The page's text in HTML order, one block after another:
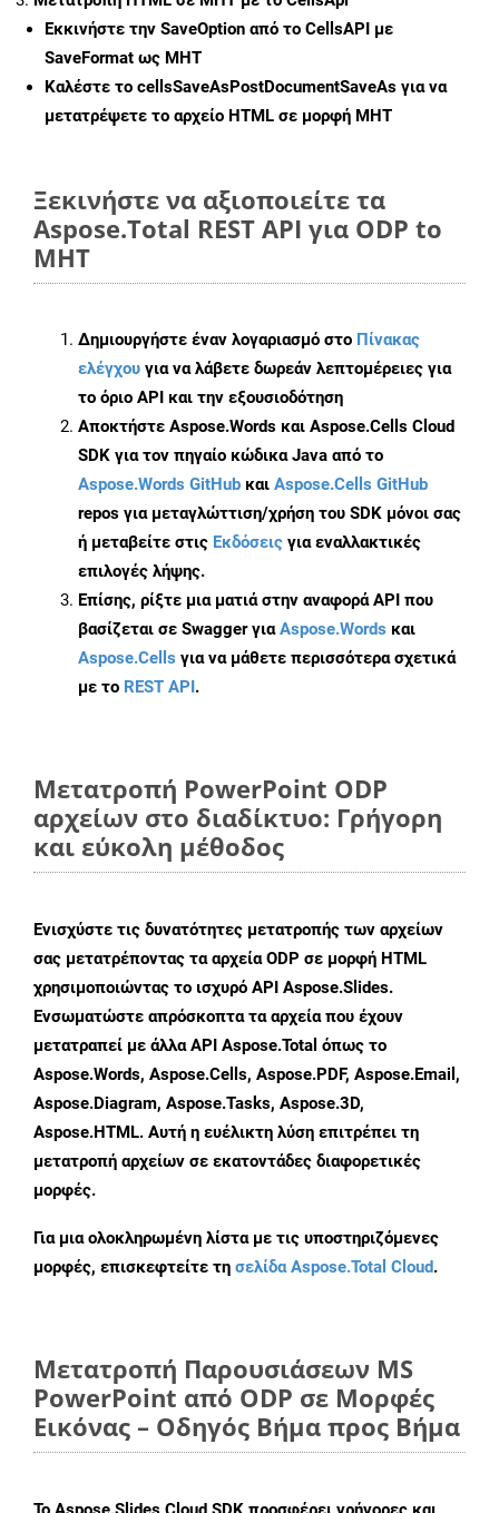
Εκκινήστε την SaveOption από το CellsAPI με
SaveFormat ως MHT
Καλέστε το cellsSaveAsPostDocumentSaveAs για να
μετατρέψετε το αρχείο HTML σε μορφή MHT
Ξεκινήστε να αξιοποιείτε τα
Aspose.Total REST API για ODP to
MHT
Δημιουργήστε έναν λογαριασμό στο Πίνακας
ελέγχου για να λάβετε δωρεάν λεπτομέρειες για
το όριο API και την εξουσιοδότηση
Αποκτήστε Aspose.Words και Aspose.Cells Cloud
SDK για τον πηγαίο κώδικα Java από το
Aspose.Words GitHub και Aspose.Cells GitHub
repos για μεταγλώττιση/χρήση του SDK μόνοι σας
ή μεταβείτε στις Εκδόσεις για εναλλακτικές
επιλογές λήψης.
Επίσης, ρίξτε μια ματιά στην αναφορά API που
βασίζεται σε Swagger γιαAspose.Words και
Aspose.Cells για να μάθετε περισσότερα σχετικά
με το REST API.
Μετατροπή PowerPoint ODP
αρχείων στο διαδίκτυο: Γρήγορη
και εύκολη μέθοδος
Ενισχύστε τις δυνατότητες μετατροπής των αρχείων
σας μετατρέποντας τα αρχεία ODP σε μορφή HTML
χρησιμοποιώντας το ισχυρό API Aspose.Slides.
Ενσωματώστε απρόσκοπτα τα αρχεία που έχουν
μετατραπεί με άλλα API Aspose.Total όπως το
Aspose.Words, Aspose.Cells, Aspose.PDF, Aspose.Email,
Aspose.Diagram, Aspose.Tasks, Aspose.3D,
Aspose.HTML. Αυτή η ευέλικτη λύση επιτρέπει τη
μετατροπή αρχείων σε εκατοντάδες διαφορετικές
μορφές.
Για μια ολοκληρωμένη λίστα με τις υποστηριζόμενες
μορφές, επισκεφτείτε τη σελίδα Aspose.Total Cloud.
Μετατροπή Παρουσιάσεων MS
PowerPoint από ODP σε Μορφές
Εικόνας – Οδηγός Βήμα προς Βήμα